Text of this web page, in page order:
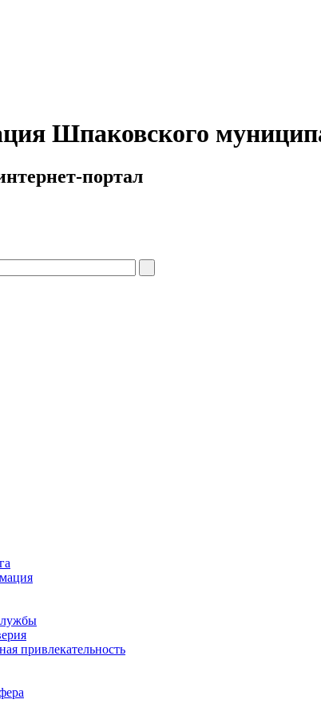
Шпаковского
портал
привлекательность